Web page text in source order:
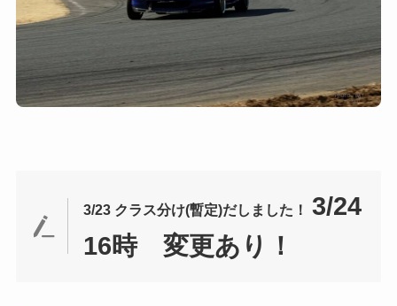
3/23 クラス分け(暫定)だしました！
3/24
16時 変更あり！